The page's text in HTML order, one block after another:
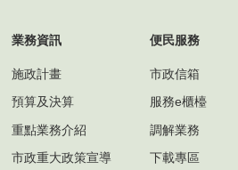
業務資訊
施政計畫
預算及決算
重點業務介紹
市政重大政策宣導
便民服務
市政信箱
服務e櫃檯
調解業務
下載專區